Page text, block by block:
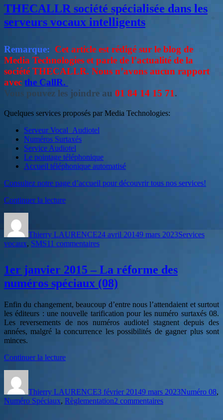
bien
encore
0906
0907 »
Belgique
avec
des
0903,0904
ou
bien
encore
0907
THECALLR société spécialisée dans les
serveurs vocaux intelligents
Remarque: Cet article est rédigé sur le blog de
Media Technologies et parle de l’actualité de la
société THECALLR. Nous n’avons aucun rapport
avec the CallR.
Vous pouvez les joindre au 01 84 14 15 71.
Quelques services proposés par Media Technologies:
Serveur Vocal Audiotel
Numéros Surtaxés
Service Audiotel
Le pointage téléphonique
Accueil téléphonique automatisé
Consultez notre page d’accueil pour découvrir tous nos services!
Continuer la lecturede
dans
les
intelligents »
Thierry LAURENCE24 avril 20149 mars 2023Services
vocaux, SMS11 commentairessur
spécialisée
dans
les
vocaux
intelligents
1er janvier 2015 – La réforme des
numéros spéciaux (08)
Enfin du changement, beaucoup d’entre nous l’attendaient et surtout
les éditeurs : une nouvelle tarification pour les numéro surtaxés 08.
Les reversements de nos numéros audiotel stagnent depuis des
années, malgré la concurrence les possibilités de gagner plus sont
minces.
Continuer la lecturede
–
La
Thierry LAURENCE3 février 20149 mars 2023Numéro 08,
Numéro Spéciaux, Règlementation2 commentairessur